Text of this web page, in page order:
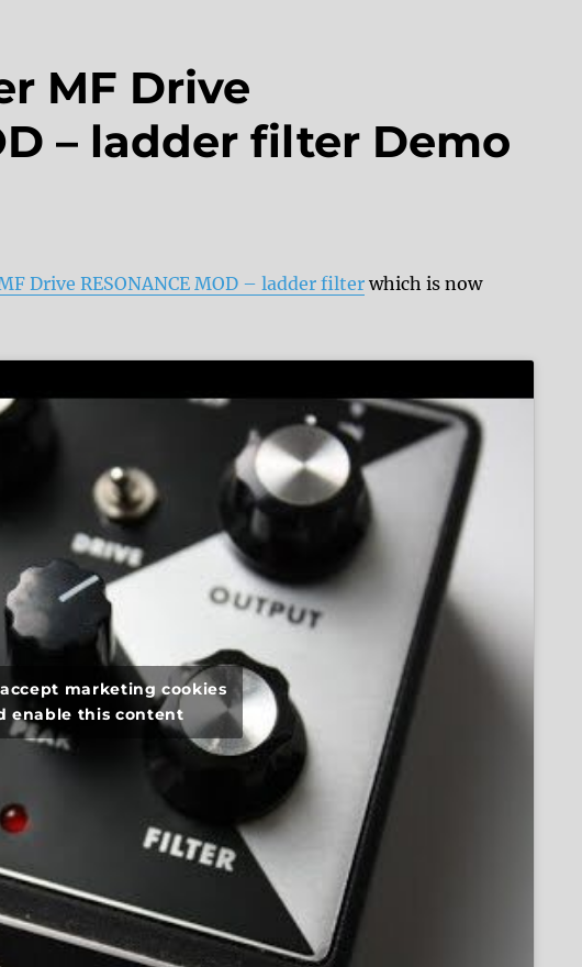
MF Drive
– ladder filter Demo
Drive RESONANCE MOD – ladder filter which is now
marketing cookies
enable this content